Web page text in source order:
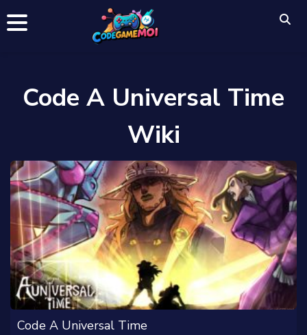
Code A Universal Time
Wiki
Code A Universal Time